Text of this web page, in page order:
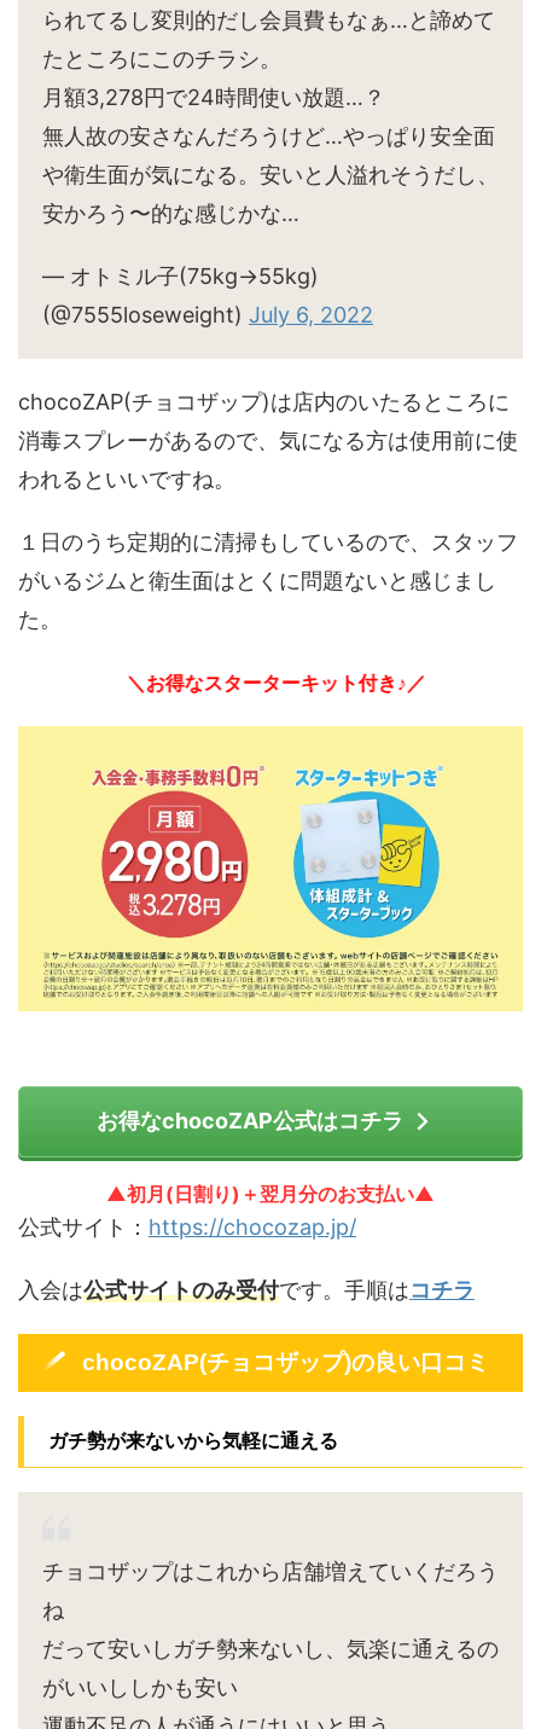
られてるし変則的だし会員費もなぁ…と諦めて
たところにこのチラシ。
月額3,278円で24時間使い放題…？
無人故の安さなんだろうけど…やっぱり安全面
や衛生面が気になる。安いと人溢れそうだし、
安かろう〜的な感じかな…
— オトミル子(75kg→55kg)
(@7555loseweight) July 6, 2022
chocoZAP(チョコザップ)は店内のいたるところに
消毒スプレーがあるので、気になる方は使用前に使
われるといいですね。
１日のうち定期的に清掃もしているので、スタッフ
がいるジムと衛生面はとくに問題ないと感じまし
た。
＼お得なスターターキット付き♪／
お得なchocoZAP公式はコチラ
▲初月(日割り)＋翌月分のお支払い▲
公式サイト： https://chocozap.jp/
入会は公式サイトのみ受付です。手順はコチラ
chocoZAP(チョコザップ)の良い口コミ
ガチ勢が来ないから気軽に通える
チョコザップはこれから店舗増えていくだろう
ね
だって安いしガチ勢来ないし、気楽に通えるの
がいいししかも安い